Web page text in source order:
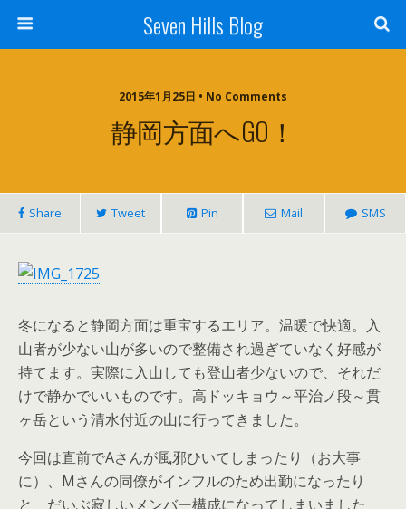
Seven Hills Blog
2015年1月25日 • No Comments
静岡方面へGO！
Share Tweet Pin Mail SMS
冬になると静岡方面は重宝するエリア。温暖で快適。入
山者が少ない山が多いので整備され過ぎていなく好感が
持てます。実際に入山しても登山者少ないので、それだ
けで静かでいいものです。高ドッキョウ～平治ノ段～貫
ヶ岳という清水付近の山に行ってきました。
今回は直前でAさんが風邪ひいてしまったり（お大事
に）、Mさんの同僚がインフルのため出勤になったり
と、だいぶ寂しいメンバー構成になってしまいました